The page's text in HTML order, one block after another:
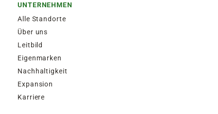
UNTERNEHMEN
Alle Standorte
Über uns
Leitbild
Eigenmarken
Nachhaltigkeit
Expansion
Karriere